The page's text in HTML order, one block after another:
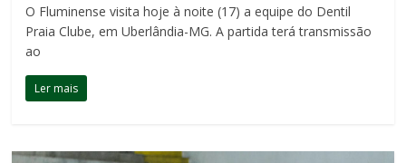
O Fluminense visita hoje à noite (17) a equipe do Dentil
Praia Clube, em Uberlândia-MG. A partida terá transmissão
ao
Ler mais